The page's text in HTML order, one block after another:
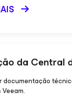
da Central
documentação